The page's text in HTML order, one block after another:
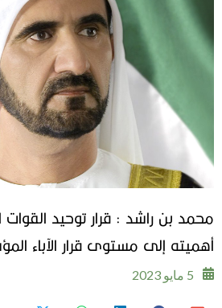
محمد بن راشد : قرار توحيد
أهميته إلى مستوى قرار الآباء
5 مايو 2023